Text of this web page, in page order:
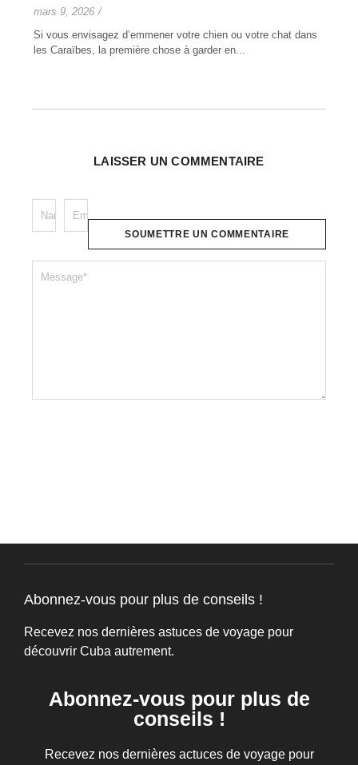
mars 9, 2026 /
Si vous envisagez d’emmener votre chien ou votre chat dans
les Caraïbes, la première chose à garder en...
LAISSER UN COMMENTAIRE
Abonnez-vous pour plus de conseils !
Recevez nos dernières astuces de voyage pour
découvrir Cuba autrement.
Abonnez-vous pour plus de
conseils !
Recevez nos dernières actuces de voyage pour